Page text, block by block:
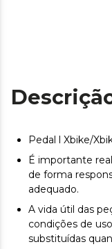
Pedal l Xbike/
É importante
de forma
adequado.
A vida útil das
condições de
substituídas